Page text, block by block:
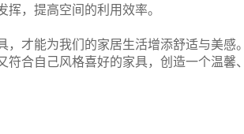
，提高空间的利用效率。
，才能为我们的家居生活增添舒适与美感
符合自己风格喜好的家具，创造一个温馨